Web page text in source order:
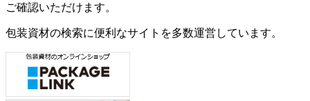
ご確認いただけます。
包装資材の検索に便利なサイトを多数運営しています。